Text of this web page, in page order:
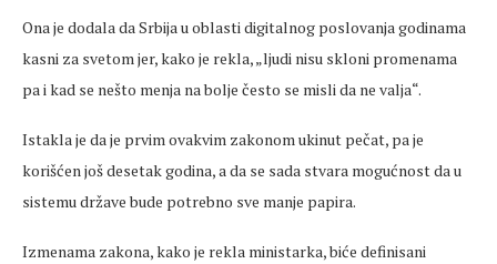
Ona je dodala da Srbija u oblasti digitalnog poslovanja godinama
kasni za svetom jer, kako je rekla, „ljudi nisu skloni promenama
pa i kad se nešto menja na bolje često se misli da ne valja“.
Istakla je da je prvim ovakvim zakonom ukinut pečat, pa je
korišćen još desetak godina, a da se sada stvara mogućnost da u
sistemu države bude potrebno sve manje papira.
Izmenama zakona, kako je rekla ministarka, biće definisani